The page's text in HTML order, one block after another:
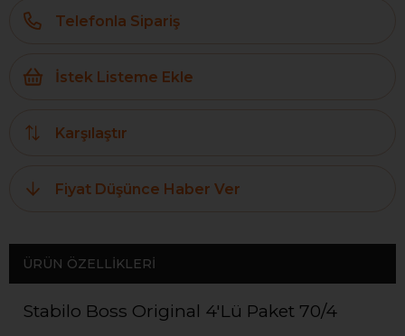
Telefonla Sipariş
İstek Listeme Ekle
Karşılaştır
Fiyat Düşünce Haber Ver
ÜRÜN ÖZELLIKLERI
Stabilo Boss Original 4'Lü Paket 70/4